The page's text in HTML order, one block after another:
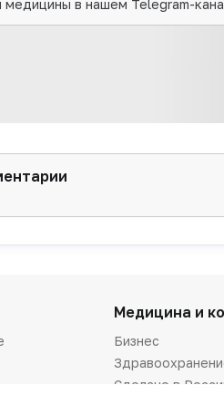
медицины в нашем Telegram-
Медицина и
Бизнес
Сделано в